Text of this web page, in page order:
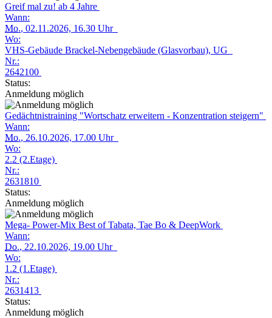
Greif mal zu! ab 4 Jahre
Wann:
Mo., 02.11.2026, 16.30 Uhr
Wo:
VHS-Gebäude Brackel-Nebengebäude (Glasvorbau), UG
Nr.:
2642100
Status:
Anmeldung möglich
Gedächtnistraining "Wortschatz erweitern - Konzentration steigern"
Wann:
Mo., 26.10.2026, 17.00 Uhr
Wo:
2.2 (2.Etage)
Nr.:
2631810
Status:
Anmeldung möglich
Mega- Power-Mix Best of Tabata, Tae Bo & DeepWork
Wann:
Do., 22.10.2026, 19.00 Uhr
Wo:
1.2 (1.Etage)
Nr.:
2631413
Status:
Anmeldung möglich